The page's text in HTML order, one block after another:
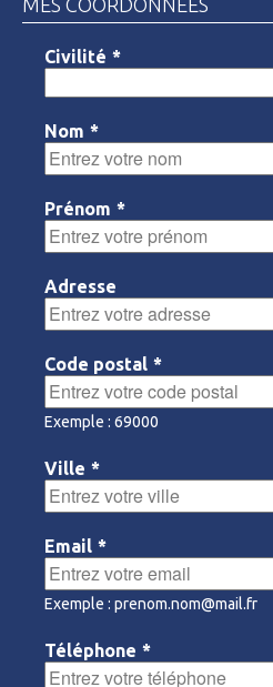
MES COORDONNÉES
Civilité *
Nom *
Prénom *
Adresse
Code postal *
Exemple : 69000
Ville *
Email *
Exemple : prenom.nom@mail.fr
Téléphone *